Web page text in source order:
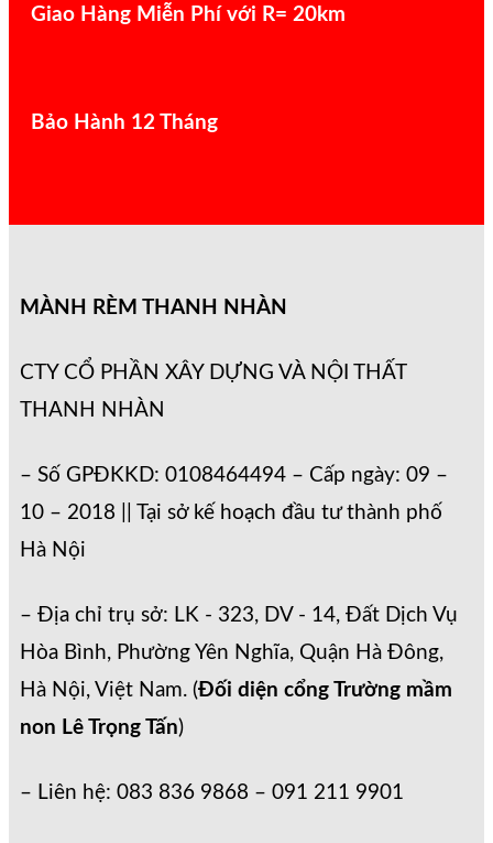
Giao Hàng Miễn Phí với R= 20km
Bảo Hành 12 Tháng
MÀNH RÈM THANH NHÀN
CTY CỔ PHẦN XÂY DỰNG VÀ NỘI THẤT
THANH NHÀN
– Số GPĐKKD: 0108464494 – Cấp ngày: 09 –
10 – 2018 || Tại sở kế hoạch đầu tư thành phố
Hà Nội
– Địa chỉ trụ sở: LK - 323, DV - 14, Đất Dịch Vụ
Hòa Bình, Phường Yên Nghĩa, Quận Hà Đông,
Hà Nội, Việt Nam. (Đối diện cổng Trường mầm
non Lê Trọng Tấn)
– Liên hệ: 083 836 9868 – 091 211 9901